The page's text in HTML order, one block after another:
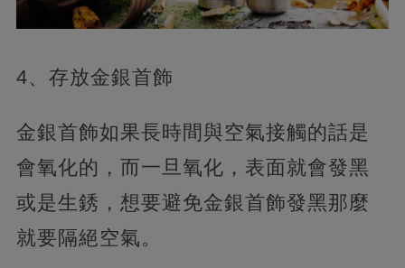
4、存放金銀首飾
金銀首飾如果長時間與空氣接觸的話是
會氧化的，而一旦氧化，表面就會發黑
或是生銹，想要避免金銀首飾發黑那麼
就要隔絕空氣。